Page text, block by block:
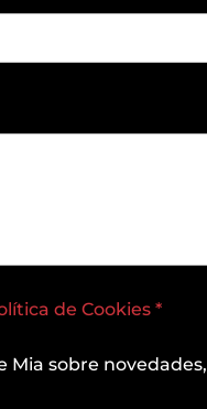
de Cookies *
Mia sobre novedades,